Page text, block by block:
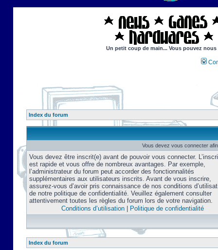
Un petit coup de main... Vous pouvez
Index du forum
Vous devez vous connecter
Vous devez être inscrit(e) avant de pouvoir vous connecter.
est rapide et vous offre de nombreux avantages. Par exemple,
l’administrateur du forum peut accorder des fonctionnalités
supplémentaires aux utilisateurs inscrits. Avant de vous inscrire,
assurez-vous d’avoir pris connaissance de nos conditions
de notre politique de confidentialité. Veuillez également consulter
attentivement toutes les règles du forum lors de votre navigation.
Conditions d’utilisation| Politique de confidentialité
Index du forum